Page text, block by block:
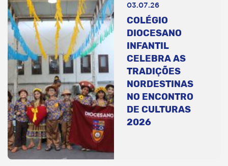
03.07.26
COLÉGIO
DIOCESANO
INFANTIL
CELEBRA AS
TRADIÇÕES
NORDESTINAS
NO ENCONTRO
DE CULTURAS
2026